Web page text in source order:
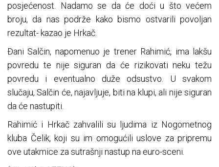
posjećenost. Nadamo se da će doći u što većem
broju, da nas podrže kako bismo ostvarili povoljan
rezultat- kazao je Hrkač.
Đani Salčin, napomenuo je trener Rahimić, ima lakšu
povredu te nije siguran da će rizikovati neku težu
povredu i eventualno duže odsustvo. U svakom
slučaju, Salčin će, najavljuje, biti na klupi, ali nije siguran
da će nastupiti.
Rahimić i Hrkač zahvalili su ljudima iz Nogometnog
kluba Čelik, koji su im omogućili uslove za pripremu
ove utakmice za sutrašnji nastup na euro-sceni.